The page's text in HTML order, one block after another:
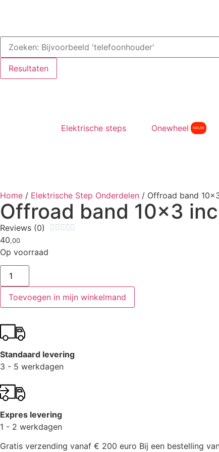
Resultaten
Elektrische steps Onewheel NIEUW
Home / Elektrische Step Onderdelen / Offroad band
Offroad band 10×3
Reviews (0)     
40,00
Op voorraad
Toevoegen in mijn winkelmand
Standaard levering
3 - 5 werkdagen
Expres levering
1 - 2 werkdagen
Gratis verzending vanaf € 200 euro Bij een bestelling